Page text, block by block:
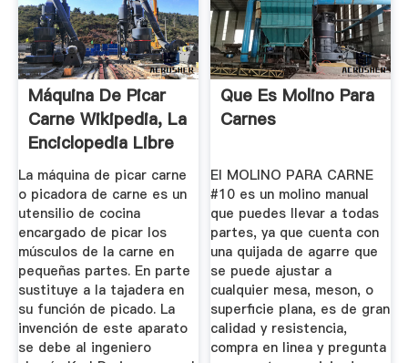
Máquina De Picar
Carne Wikipedia, La
Enciclopedia Libre
La máquina de picar carne
o picadora de carne es un
utensilio de cocina
encargado de picar los
músculos de la carne en
pequeñas partes. En parte
sustituye a la tajadera en
su función de picado. La
invención de este aparato
se debe al ingeniero
Que Es Molino Para
Carnes
El MOLINO PARA CARNE
#10 es un molino manual
que puedes llevar a todas
partes, ya que cuenta con
una quijada de agarre que
se puede ajustar a
cualquier mesa, meson, o
superficie plana, es de gran
calidad y resistencia,
compra en linea y pregunta